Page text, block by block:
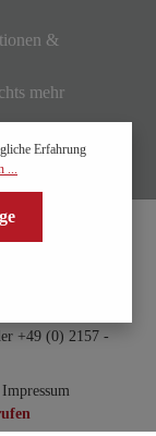
&
mehr
+49 (0) 2157 -
Impressum
Erfahrung
...